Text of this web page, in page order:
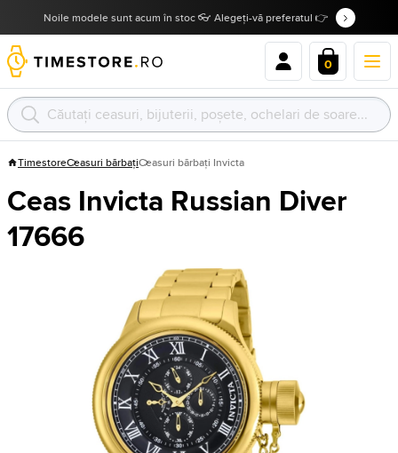
Noile modele sunt acum în stoc 👓 Alegeți-vă preferatul 👉
0
TimestoreCeasuri bărbațiCeasuri bărbați Invicta
Ceas Invicta Russian Diver
17666